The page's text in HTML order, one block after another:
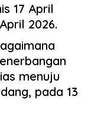
17 April
2026.
menuju
pada 13